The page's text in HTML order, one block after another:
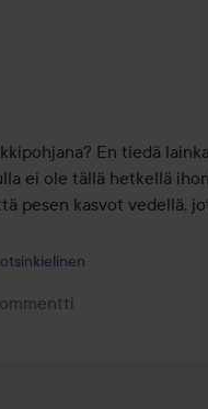
kuukausi
En tiedä
ei ole tällä hetkellä
pesen kasvot vedellä,